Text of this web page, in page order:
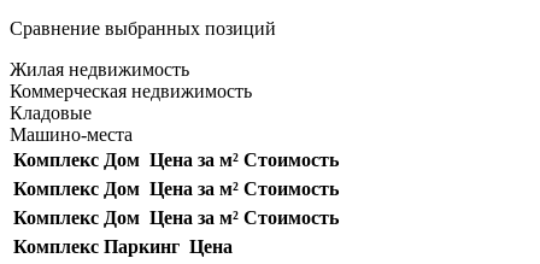
Сравнение выбранных позиций
Жилая недвижимость
Коммерческая недвижимость
Кладовые
Машино-места
Комплекс Дом Цена за м² Стоимость
Комплекс Дом Цена за м² Стоимость
Комплекс Дом Цена за м² Стоимость
Комплекс Паркинг Цена